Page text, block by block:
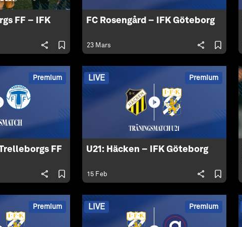
FF – IFK
FC Rosengård – IFK Göteborg
23 Mars
Premium
FF
LIVE Premium
U21: Häcken – IFK Göteborg
15 Feb
Premium LIVE Premium